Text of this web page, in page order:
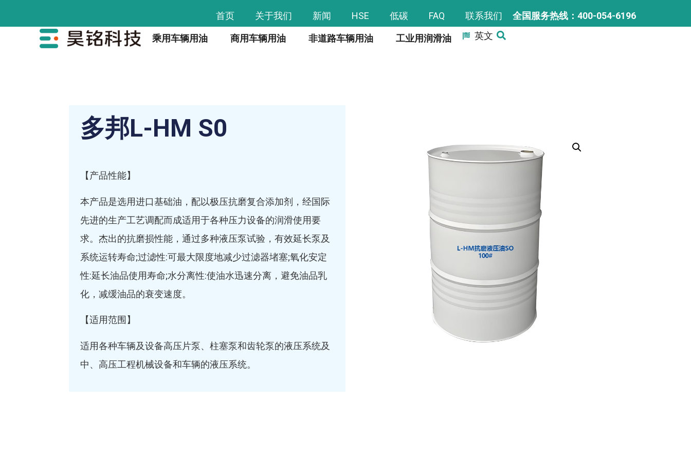
首页 关于我们 新闻 HSE 低碳 FAQ 联系我们 全国服务热线：400-054-6196
乘用车辆用油 商用车辆用油 非道路车辆用油 工业用润滑油 英文
多邦L-HM S0
【产品性能】
本产品是选用进口基础油，配以极压抗磨复合添加剂，经国际
先进的生产工艺调配而成适用于各种压力设备的润滑使用要
求。杰出的抗磨损性能，通过多种液压泵试验，有效延长泵及
系统运转寿命;过滤性:可最大限度地减少过滤器堵塞;氧化安定
性:延长油品使用寿命;水分离性:使油水迅速分离，避免油品乳
化，减缓油品的衰变速度。
【适用范围】
适用各种车辆及设备高压片泵、柱塞泵和齿轮泵的液压系统及
中、高压工程机械设备和车辆的液压系统。